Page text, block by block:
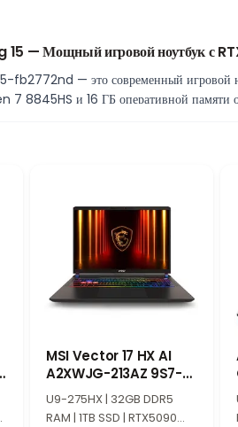
— Мощный игровой ноутбук с
— это современный игровой
7 8845HS и 16 ГБ оперативной памяти
RTX 4060 8 ГБ обеспечивает
дизайн и Windows 11
современный дизайн и эффективную
и широкую совместимость,
MSI Vector 17 HX AI
A2XWJG-213AZ 9S7-
17S372-213
U9-275HX | 32GB DDR5
RAM | 1TB SSD | RTX5090